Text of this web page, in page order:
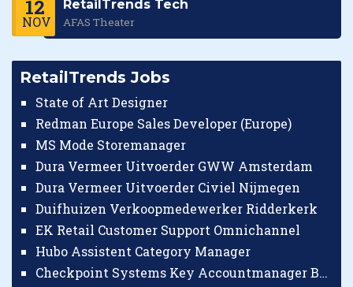
12
NOV
RetailTrends Tech
AFAS Theater
RetailTrends Jobs
State of Art Designer
Redman Europe Sales Developer (Europe)
MS Mode Storemanager
Dura Vermeer Uitvoerder GWW Amsterdam
Dura Vermeer Uitvoerder Civiel Nijmegen
Duifhuizen Verkoopmedewerker Ridderkerk
EK Retail Customer Support Omnichannel
Hubo Assistent Category Manager
Checkpoint Systems Key Accountmanager Benelux